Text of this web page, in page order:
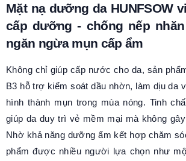
Mặt nạ dưỡng da HUNFSOW
cấp dưỡng - chống nếp
ngăn ngừa mụn cấp ẩm
Không chỉ giúp cấp nước cho da, sản
B3 hỗ trợ kiểm soát dầu nhờn, làm dịu da
hình thành mụn trong mùa nóng. Tinh
giúp da duy trì vẻ mềm mại mà không
Nhờ khả năng dưỡng ẩm kết hợp chăm
phẩm được nhiều người lựa chọn như